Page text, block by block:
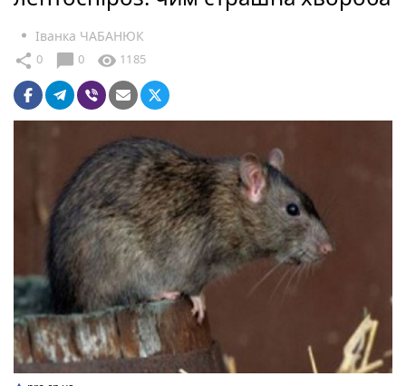
Іванка ЧАБАНЮК
share 0 chat_bubble 0 visibility 1185